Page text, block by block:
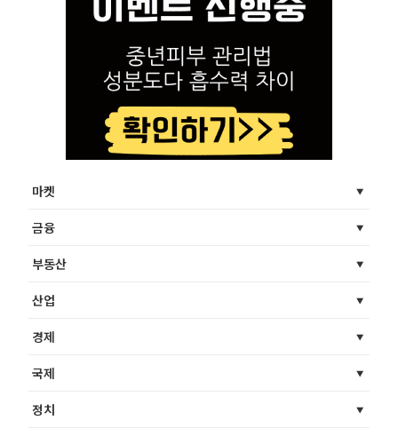
마켓
금융
부동산
산업
경제
국제
정치